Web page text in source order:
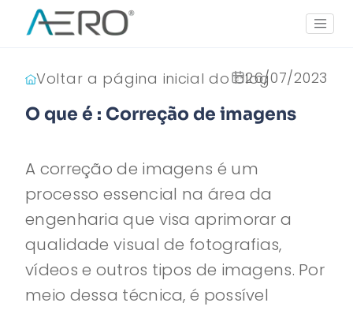
26/07/2023
Voltar a página inicial do blog
O que é : Correção de imagens
A correção de imagens é um
processo essencial na área da
engenharia que visa aprimorar a
qualidade visual de fotografias,
vídeos e outros tipos de imagens. Por
meio dessa técnica, é possível